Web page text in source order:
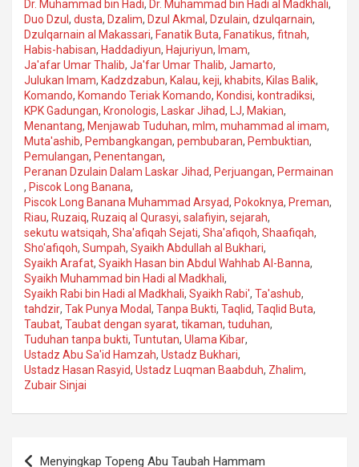
Dr. Muhammad bin Hadi, Dr. Muhammad bin Hadi al Madkhali,
Duo Dzul , dusta, Dzalim, Dzul Akmal, Dzulain, dzulqarnain,
Dzulqarnain al Makassari, Fanatik Buta, Fanatikus, fitnah,
Habis-habisan, Haddadiyun, Hajuriyun, Imam,
Ja'afar Umar Thalib, Ja'far Umar Thalib, Jamarto,
Julukan Imam, Kadzdzabun, Kalau, keji, khabits, Kilas Balik,
Komando, Komando Teriak Komando, Kondisi, kontradiksi,
KPK Gadungan, Kronologis, Laskar Jihad, LJ, Makian,
Menantang, Menjawab Tuduhan, mlm, muhammad al imam,
Muta'ashib, Pembangkangan, pembubaran, Pembuktian,
Pemulangan, Penentangan,
Peranan Dzulain Dalam Laskar Jihad, Perjuangan, Permainan
, Piscok Long Banana,
Piscok Long Banana Muhammad Arsyad, Pokoknya, Preman,
Riau, Ruzaiq, Ruzaiq al Qurasyi, salafiyin, sejarah,
sekutu watsiqah, Sha'afiqah Sejati, Sha'afiqoh, Shaafiqah,
Sho'afiqoh, Sumpah, Syaikh Abdullah al Bukhari,
Syaikh Arafat, Syaikh Hasan bin Abdul Wahhab Al-Banna,
Syaikh Muhammad bin Hadi al Madkhali,
Syaikh Rabi bin Hadi al Madkhali, Syaikh Rabi', Ta'ashub,
tahdzir, Tak Punya Modal, Tanpa Bukti, Taqlid, Taqlid Buta,
Taubat, Taubat dengan syarat, tikaman, tuduhan,
Tuduhan tanpa bukti, Tuntutan, Ulama Kibar,
Ustadz Abu Sa'id Hamzah, Ustadz Bukhari,
Ustadz Hasan Rasyid, Ustadz Luqman Baabduh, Zhalim,
Zubair Sinjai
Navigasi
Menyingkap Topeng Abu Taubah Hammam